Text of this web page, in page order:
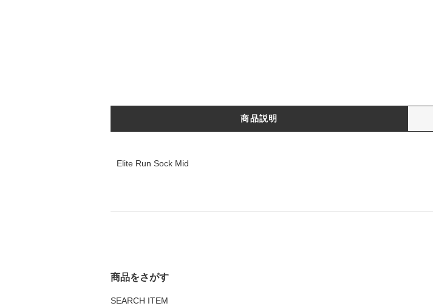
商品説明
Elite Run Sock Mid
商品をさがす
SEARCH ITEM